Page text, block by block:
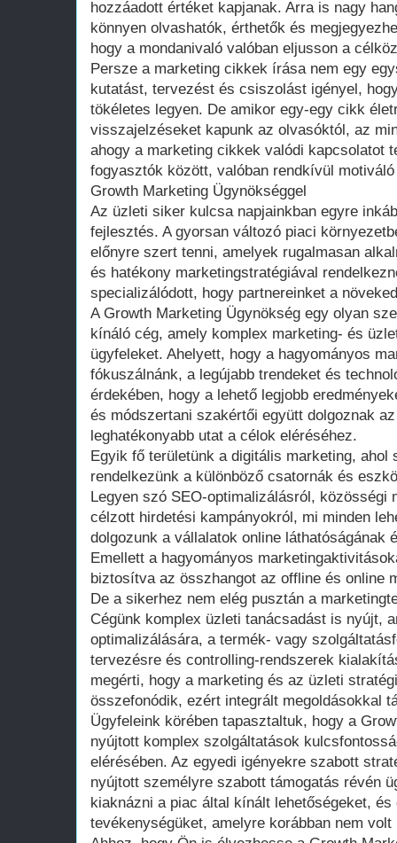
hozzáadott értéket kapjanak. Arra is nagy
könnyen olvashatók, érthetők és
hogy a mondanivaló valóban eljusson a
Persze a marketing cikkek írása nem egy
kutatást, tervezést és csiszolást igényel,
tökéletes legyen. De amikor egy-egy cikk
visszajelzéseket kapunk az olvasóktól, az
ahogy a marketing cikkek valódi kapcsolatot
fogyasztók között, valóban rendkívül
Growth Marketing Ügynökséggel
Az üzleti siker kulcsa napjainkban egyre
fejlesztés. A gyorsan változó piaci
előnyre szert tenni, amelyek rugalmasan
és hatékony marketingstratégiával
specializálódott, hogy partnereinket a
A Growth Marketing Ügynökség egy olyan
kínáló cég, amely komplex marketing- és
ügyfeleket. Ahelyett, hogy a hagyományos
fókuszálnánk, a legújabb trendeket és
érdekében, hogy a lehető legjobb
és módszertani szakértői együtt dolgoznak
leghatékonyabb utat a célok eléréséhez.
Egyik fő területünk a digitális marketing, ahol
rendelkezünk a különböző csatornák és
Legyen szó SEO-optimalizálásról, közösségi
célzott hirdetési kampányokról, mi minden
dolgozunk a vállalatok online láthatóságának
Emellett a hagyományos
biztosítva az összhangot az offline és online
De a sikerhez nem elég pusztán a
Cégünk komplex üzleti tanácsadást is nyújt,
optimalizálására, a termék- vagy
tervezésre és controlling-rendszerek
megérti, hogy a marketing és az üzleti
összefonódik, ezért integrált megoldásokkal
Ügyfeleink körében tapasztaltuk, hogy a
nyújtott komplex szolgáltatások
elérésében. Az egyedi igényekre szabott
nyújtott személyre szabott támogatás révén
kiaknázni a piac által kínált lehetőségeket,
tevékenységüket, amelyre korábban nem volt